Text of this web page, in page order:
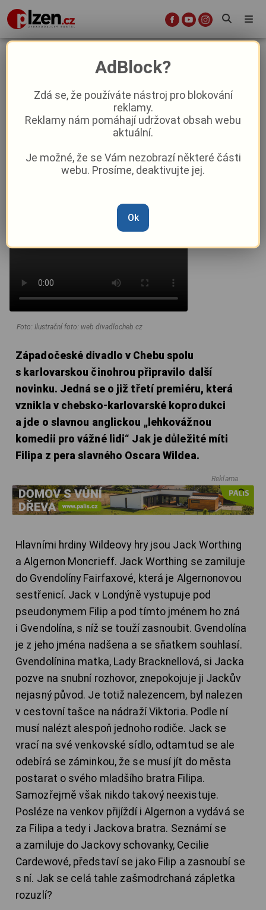
Premiéru klasické komedie pro
milovníky inteligentního humoru
Jak je důležité míti Filipa uvádí v
sobotu Západočeské divadlo v
Chebu
Aktuality
Foto: Ilustrační foto: web divadlocheb.cz
Západočeské divadlo v Chebu spolu
s karlovarskou činohrou připravilo další
novinku. Jedná se o již třetí premiéru, která
vznikla v chebsko-karlovarské koprodukci
a jde o slavnou anglickou „lehkovážnou
komedii pro vážné lidi“ Jak je důležité míti
Filipa z pera slavného Oscara Wildea.
Reklama
Hlavními hrdiny Wildeovy hry jsou Jack Worthing
a Algernon Moncrieff. Jack Worthing se zamiluje
do Gvendolíny Fairfaxové, která je Algernonovou
sestřenicí. Jack v Londýně vystupuje pod
pseudonymem Filip a pod tímto jménem ho zná
i Gvendolína, s níž se touží zasnoubit. Gvendolína
je z jeho jména nadšena a se sňatkem souhlasí.
Gvendolínina matka, Lady Bracknellová, si Jacka
pozve na snubní rozhovor, znepokojuje ji Jackův
nejasný původ. Je totiž nalezencem, byl nalezen
v cestovní tašce na nádraží Viktoria. Podle ní
musí nalézt alespoň jednoho rodiče. Jack se
vrací na své venkovské sídlo, odtamtud se ale
odebírá se záminkou, že se musí jít do města
postarat o svého mladšího bratra Filipa.
Samozřejmě však nikdo takový neexistuje.
Posléze na venkov přijíždí i Algernon a vydává se
za Filipa a tedy i Jackova bratra. Seznámí se
a zamiluje do Jackovy schovanky, Cecilie
Cardewové, představí se jako Filip a zasnoubí se
s ní. Jak se celá tahle zašmodrchaná zápletka
rozuzlí?
AdBlock?
Zdá se, že používáte nástroj pro blokování
reklamy.
Reklamy nám pomáhají udržovat obsah webu
aktuální.
Je možné, že se Vám nezobrazí některé části
webu. Prosíme, deaktivujte jej.
Ok